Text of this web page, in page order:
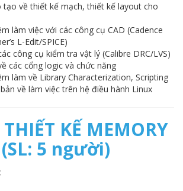
về thiết kế mạch, thiết kế layout cho
làm việc với các công cụ CAD (Cadence
L-Edit/SPICE)
công cụ kiểm tra vật lý (Calibre DRC/LVS)
các cổng logic và chức năng
làm về Library Characterization, Scripting
về làm việc trên hệ điều hành Linux
KẾ MEMORY
5 người)